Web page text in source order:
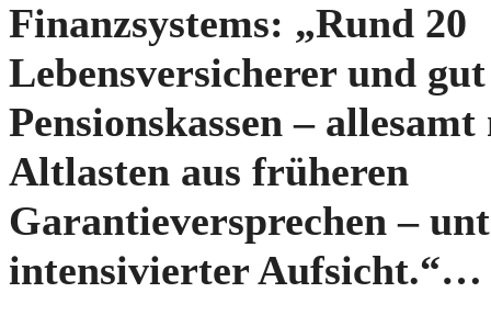
Finanzsystems: „Rund 20
Lebensversicherer und
Pensionskassen –
Altlasten aus früheren
Garantieversprechen –
intensivierter Aufsicht.“…